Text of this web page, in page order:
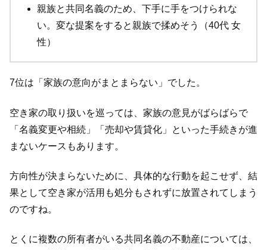
親族と共同名義のため、下手に手をつけられな
い。変な提案をすると親族で揉めそう（40代 女
性）
7位は「家族の意向がまとまらない」でした。
空き家の取り扱いを巡っては、家族の意見がばらばらで
「名義変更や相続」「売却や賃貸化」といった手続きが進
まないケースもあります。
方向性が決まらないために、具体的な行動を起こせず、結
果として空き家が活用も処分もされずに放置されてしまう
のですね。
とくに複数の所有者がいる共同名義の不動産については、